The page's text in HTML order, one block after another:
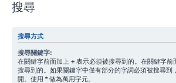
搜尋
搜尋方式
搜尋關鍵字:
在關鍵字前面加上 + 表示必須被搜尋到的。在關鍵字前
搜尋到的。如果關鍵字中僅有部分的字詞必須被搜尋到
開。使用 * 做為萬用字元。